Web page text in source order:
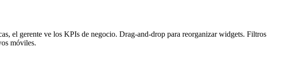
el gerente ve los KPIs de negocio. Drag-and-drop para reorganizar widgets. Filtros
móviles.